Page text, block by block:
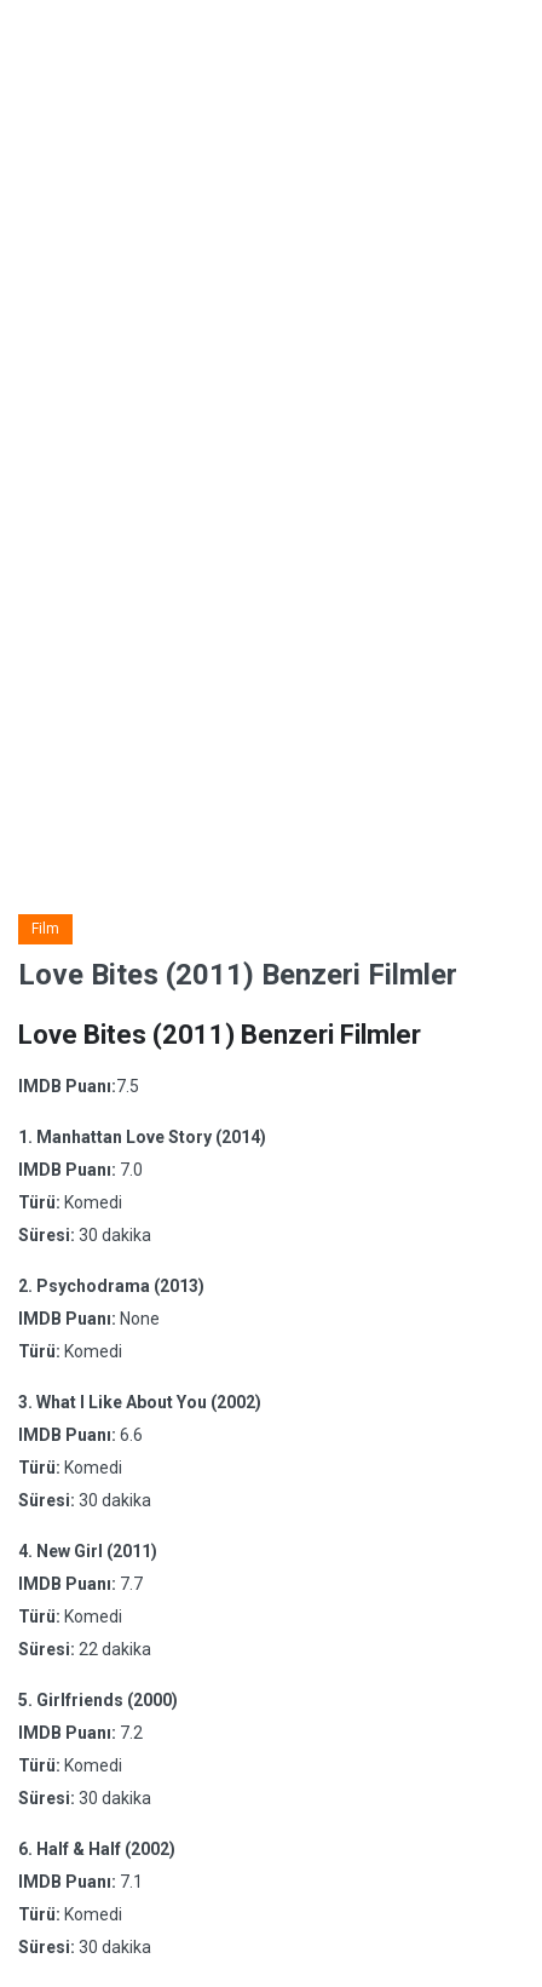
Film
Love Bites (2011) Benzeri Filmler
Love Bites (2011) Benzeri Filmler
IMDB Puanı:7.5
1. Manhattan Love Story (2014)
IMDB Puanı: 7.0
Türü: Komedi
Süresi: 30 dakika
2. Psychodrama (2013)
IMDB Puanı: None
Türü: Komedi
3. What I Like About You (2002)
IMDB Puanı: 6.6
Türü: Komedi
Süresi: 30 dakika
4. New Girl (2011)
IMDB Puanı: 7.7
Türü: Komedi
Süresi: 22 dakika
5. Girlfriends (2000)
IMDB Puanı: 7.2
Türü: Komedi
Süresi: 30 dakika
6. Half & Half (2002)
IMDB Puanı: 7.1
Türü: Komedi
Süresi: 30 dakika